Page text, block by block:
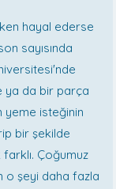
hayal ederse
sayısında
ya da bir parça
yeme isteğinin
bir şekilde
Çoğumuz
o şeyi daha fazla